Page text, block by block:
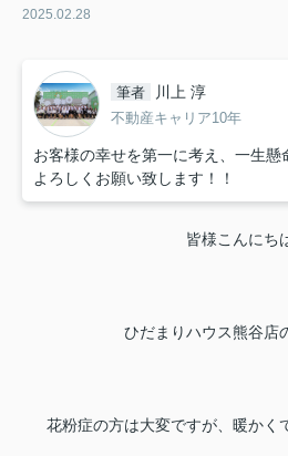
2025.02.28
筆者 川上 淳
不動産キャリア10年
お客様の幸せを第一に考え、一生懸
よろしくお願い致します！！
皆様こんにち
ひだまりハウス熊谷店
花粉症の方は大変ですが、暖かく